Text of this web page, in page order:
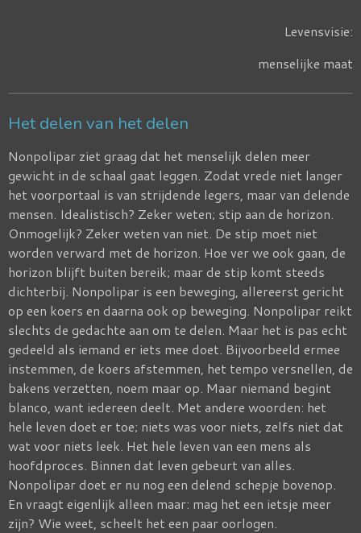
Levensvisie:
menselijke maat
Het delen van het delen
Nonpolipar ziet graag dat het menselijk delen meer
gewicht in de schaal gaat leggen. Zodat vrede niet langer
het voorportaal is van strijdende legers, maar van delende
mensen. Idealistisch? Zeker weten; stip aan de horizon.
Onmogelijk? Zeker weten van niet. De stip moet niet
worden verward met de horizon. Hoe ver we ook gaan, de
horizon blijft buiten bereik; maar de stip komt steeds
dichterbij. Nonpolipar is een beweging, allereerst gericht
op een koers en daarna ook op beweging. Nonpolipar reikt
slechts de gedachte aan om te delen. Maar het is pas echt
gedeeld als iemand er iets mee doet. Bijvoorbeeld ermee
instemmen, de koers afstemmen, het tempo versnellen, de
bakens verzetten, noem maar op. Maar niemand begint
blanco, want iedereen deelt. Met andere woorden: het
hele leven doet er toe; niets was voor niets, zelfs niet dat
wat voor niets leek. Het hele leven van een mens als
hoofdproces. Binnen dat leven gebeurt van alles.
Nonpolipar doet er nu nog een delend schepje bovenop.
En vraagt eigenlijk alleen maar: mag het een ietsje meer
zijn? Wie weet, scheelt het een paar oorlogen.